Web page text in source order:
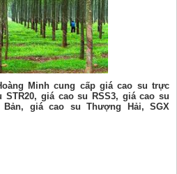
Minh cung cấp giá cao su trực
giá cao su RSS3, giá cao su
giá cao su Thượng Hải, SGX